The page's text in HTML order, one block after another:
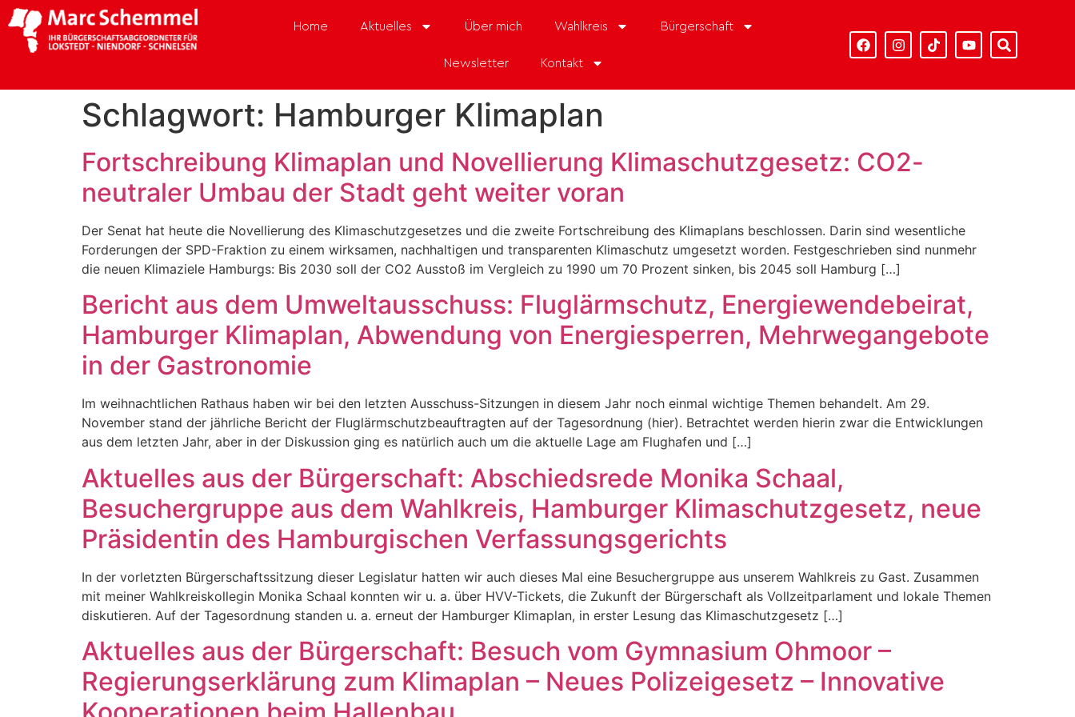
Home Aktuelles Über mich Wahlkreis Bürgerschaft
Newsletter Kontakt
Schlagwort: Hamburger Klimaplan
Fortschreibung Klimaplan und Novellierung Klimaschutzgesetz: CO2-
neutraler Umbau der Stadt geht weiter voran
Der Senat hat heute die Novellierung des Klimaschutzgesetzes und die zweite Fortschreibung des Klimaplans beschlossen. Darin sind wesentliche
Forderungen der SPD-Fraktion zu einem wirksamen, nachhaltigen und transparenten Klimaschutz umgesetzt worden. Festgeschrieben sind nunmehr
die neuen Klimaziele Hamburgs: Bis 2030 soll der CO2 Ausstoß im Vergleich zu 1990 um 70 Prozent sinken, bis 2045 soll Hamburg […]
Bericht aus dem Umweltausschuss: Fluglärmschutz, Energiewendebeirat,
Hamburger Klimaplan, Abwendung von Energiesperren, Mehrwegangebote
in der Gastronomie
Im weihnachtlichen Rathaus haben wir bei den letzten Ausschuss-Sitzungen in diesem Jahr noch einmal wichtige Themen behandelt. Am 29.
November stand der jährliche Bericht der Fluglärmschutzbeauftragten auf der Tagesordnung (hier). Betrachtet werden hierin zwar die Entwicklungen
aus dem letzten Jahr, aber in der Diskussion ging es natürlich auch um die aktuelle Lage am Flughafen und […]
Aktuelles aus der Bürgerschaft: Abschiedsrede Monika Schaal,
Besuchergruppe aus dem Wahlkreis, Hamburger Klimaschutzgesetz, neue
Präsidentin des Hamburgischen Verfassungsgerichts
In der vorletzten Bürgerschaftssitzung dieser Legislatur hatten wir auch dieses Mal eine Besuchergruppe aus unserem Wahlkreis zu Gast. Zusammen
mit meiner Wahlkreiskollegin Monika Schaal konnten wir u. a. über HVV-Tickets, die Zukunft der Bürgerschaft als Vollzeitparlament und lokale Themen
diskutieren. Auf der Tagesordnung standen u. a. erneut der Hamburger Klimaplan, in erster Lesung das Klimaschutzgesetz […]
Aktuelles aus der Bürgerschaft: Besuch vom Gymnasium Ohmoor –
Regierungserklärung zum Klimaplan – Neues Polizeigesetz – Innovative